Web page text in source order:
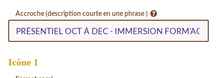
Accroche (description courte en une phrase )
Icône 1